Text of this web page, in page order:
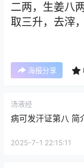
二两，生姜八
取三升，去滓
海报分享
汤液经
病可发汗证第八 简
2025-7-1 22:15:11